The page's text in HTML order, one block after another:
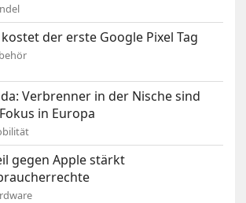
der erste Google Pixel Tag
Verbrenner in der Nische sind
in Europa
gegen Apple stärkt